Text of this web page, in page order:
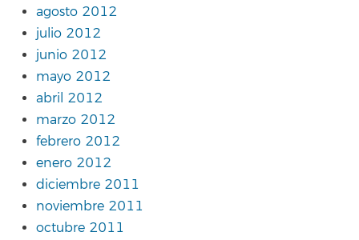
agosto 2012
julio 2012
junio 2012
mayo 2012
abril 2012
marzo 2012
febrero 2012
enero 2012
diciembre 2011
noviembre 2011
octubre 2011